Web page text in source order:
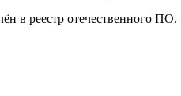
в реестр отечественного ПО.